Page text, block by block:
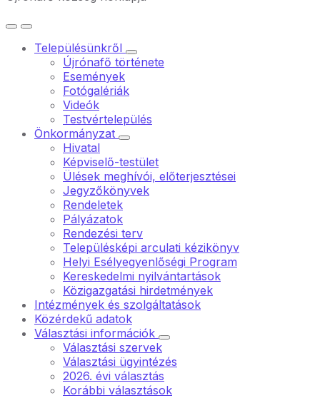
Településünkről
Újrónafő története
Események
Fotógalériák
Videók
Testvértelepülés
Önkormányzat
Hivatal
Képviselő-testület
Ülések meghívói, előterjesztései
Jegyzőkönyvek
Rendeletek
Pályázatok
Rendezési terv
Településképi arculati kézikönyv
Helyi Esélyegyenlőségi Program
Kereskedelmi nyilvántartások
Közigazgatási hirdetmények
Intézmények és szolgáltatások
Közérdekű adatok
Választási információk
Választási szervek
Választási ügyintézés
2026. évi választás
Korábbi választások